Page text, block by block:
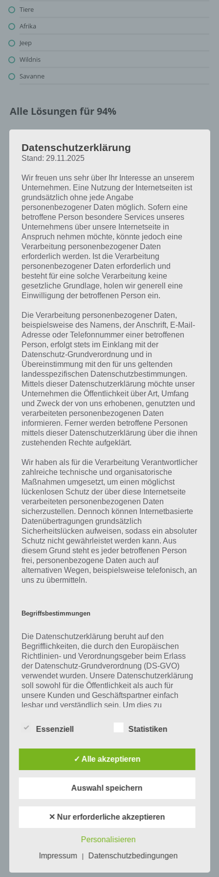
Tiere
Afrika
Jeep
Wildnis
Savanne
Alle Lösungen für 94%
Oben findest du bereits die Lösung zum Bild: Afrika. Da die
Reihenfolge bei jedem Spieler anders ist, können wir dir nicht das
exakte Level anzeigen, weshalb du über unsere Komplettlösung
jedoch trotzdem zu jedem Sachverhalt die entsprechenden
Antworten findest!
Weitere Lösungen zu 94%
gesucht? Schaue inunsere
Komplettlösung zur App! Dort
kannst du mit der Suche
schnell die Antworten und
Lösungen der über 300 Level
finden!
Du findest Lösungen auch ohne unsere Hilfe, indem du in der App
Münzen einsetzt. Da diese jedoch begrenzt sind, hast du hier stets
die Möglichkeit alle Antworten zu finden!
Die obige Lösung stimmt leider nicht mehr?
Wenn die Lösung, die wir dir oben vorgestellt haben, nicht mehr
aktuell sein sollte oder ein Wort in der Lösung von 94 Prozent fehlt,
so teile uns die korrekten Lösungen einfach in den Kommentaren
mit. Nur so können wir stets die aktuellen Antworten auf die
zahlreichen Fragen und Sachverhalte in der App geben. Da die
Darum geht es bei 94%
Was ist 94%? In der App 94% musst du auf Basis eines Bildes oder
einer Aussage die Antworten herausfinden, die von anderen Spielern
am häufigsten genannt worden sind. Nur so kannst du das nächste
Level freischalten. Zusammenaddiert ergeben alle Antworten 94
Prozent, wovon die App ihren Namen hat. Entsprechend ist 94
Prozent ein Wort und Rätsel-Spiel. Bereits über 10 Millionen mal
wurde die App mittlerweile heruntergeladen und gehört mit zu den
erfolgreichsten Spiele Apps in diesem Genre im Google Play Store
Auf WhatsApp teilen Teilen auf Facebook
Tweet auf Twitter
Mehr Artikel hier auf Touchportal
Datenschutzerklärung
Stand: 29.11.2025
Wir freuen uns sehr über Ihr Interesse an unserem
Unternehmen. Eine Nutzung der Internetseiten ist
grundsätzlich ohne jede Angabe
personenbezogener Daten möglich. Sofern eine
betroffene Person besondere Services unseres
Unternehmens über unsere Internetseite in
Anspruch nehmen möchte, könnte jedoch eine
Verarbeitung personenbezogener Daten
erforderlich werden. Ist die Verarbeitung
personenbezogener Daten erforderlich und
besteht für eine solche Verarbeitung keine
gesetzliche Grundlage, holen wir generell eine
Einwilligung der betroffenen Person ein.
Die Verarbeitung personenbezogener Daten,
beispielsweise des Namens, der Anschrift, E-Mail-
Adresse oder Telefonnummer einer betroffenen
Person, erfolgt stets im Einklang mit der
Datenschutz-Grundverordnung und in
Übereinstimmung mit den für uns geltenden
landesspezifischen Datenschutzbestimmungen.
Mittels dieser Datenschutzerklärung möchte unser
Unternehmen die Öffentlichkeit über Art, Umfang
und Zweck der von uns erhobenen, genutzten und
verarbeiteten personenbezogenen Daten
informieren. Ferner werden betroffene Personen
mittels dieser Datenschutzerklärung über die ihnen
zustehenden Rechte aufgeklärt.
Wir haben als für die Verarbeitung Verantwortlicher
zahlreiche technische und organisatorische
Maßnahmen umgesetzt, um einen möglichst
lückenlosen Schutz der über diese Internetseite
verarbeiteten personenbezogenen Daten
sicherzustellen. Dennoch können Internetbasierte
Datenübertragungen grundsätzlich
Sicherheitslücken aufweisen, sodass ein absoluter
Schutz nicht gewährleistet werden kann. Aus
diesem Grund steht es jeder betroffenen Person
frei, personenbezogene Daten auch auf
alternativen Wegen, beispielsweise telefonisch, an
uns zu übermitteln.
Begriffsbestimmungen
Die Datenschutzerklärung beruht auf den
Begrifflichkeiten, die durch den Europäischen
Richtlinien- und Verordnungsgeber beim Erlass
der Datenschutz-Grundverordnung (DS-GVO)
verwendet wurden. Unsere Datenschutzerklärung
soll sowohl für die Öffentlichkeit als auch für
unsere Kunden und Geschäftspartner einfach
lesbar und verständlich sein. Um dies zu
Begrifflichkeiten erläutern.
unter anderem die folgenden Begriffe:
a) personenbezogene Daten
Personenbezogene Daten sind alle
Informationen, die sich auf eine identifizierte
Folgenden „betroffene Person") beziehen.
Als identifizierbar wird eine natürliche
Person angesehen, die direkt oder indirekt,
insbesondere mittels Zuordnung zu einer
Essenziell Statistiken
✓ Alle akzeptieren
Auswahl speichern
✕ Nur erforderliche akzeptieren
Personalisieren
Impressum
Datenschutzbedingungen